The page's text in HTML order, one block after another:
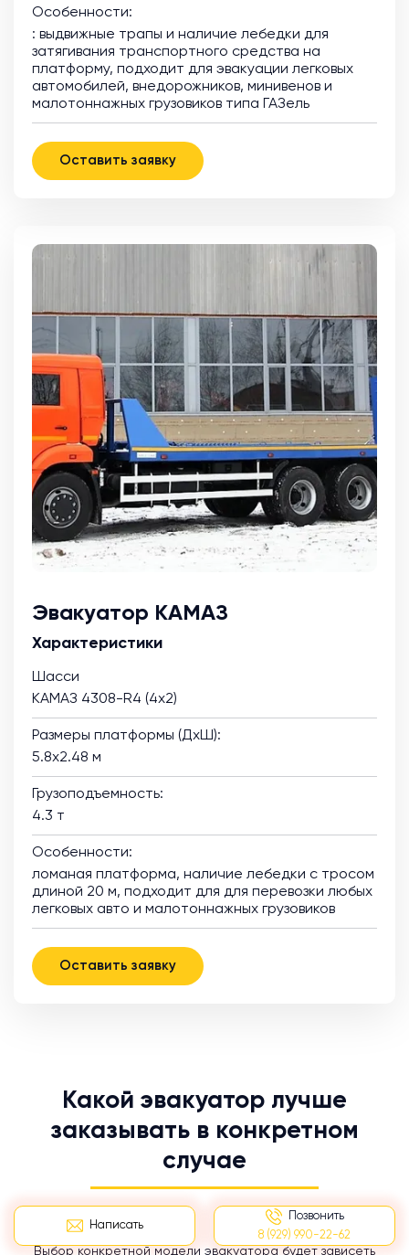
Написать
Позвонить
8 (929) 990-22-62
Особенности:
: выдвижные трапы и наличие лебедки для
затягивания транспортного средства на
платформу, подходит для эвакуации легковых
автомобилей, внедорожников, минивенов и
малотоннажных грузовиков типа ГАЗель
Оставить заявку
Эвакуатор КАМАЗ
Характеристики
Шасси
КАМАЗ 4308-R4 (4х2)
Размеры платформы (ДхШ):
5.8х2.48 м
Грузоподъемность:
4.3 т
Особенности:
ломаная платформа, наличие лебедки с тросом
длиной 20 м, подходит для для перевозки любых
легковых авто и малотоннажных грузовиков
Оставить заявку
Какой эвакуатор лучше
заказывать в конкретном
случае
Выбор конкретной модели эвакуатора будет зависеть